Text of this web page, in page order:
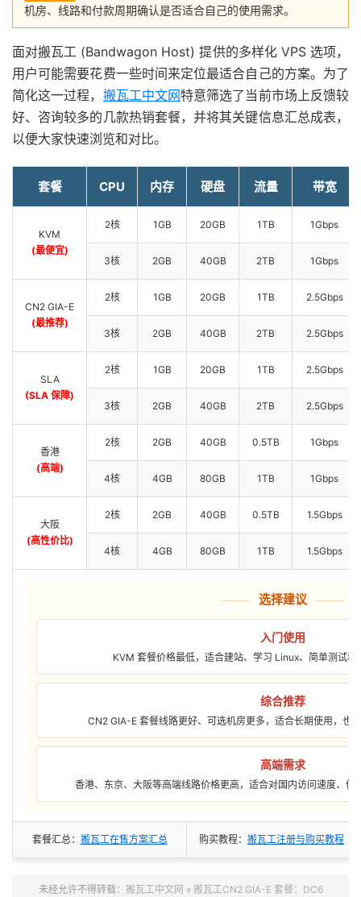
机房、线路和付款周期确认是否适合自己的使用需求。
面对搬瓦工 (Bandwagon Host) 提供的多样化 VPS 选项，
用户可能需要花费一些时间来定位最适合自己的方案。为了
简化这一过程， 搬瓦工中文网特意筛选了当前市场上反馈较
好、咨询较多的几款热销套餐，并将其关键信息汇总成表，
以便大家快速浏览和对比。
套餐 CPU 内存 硬盘 流量 带宽
KVM
(最便宜)
2核 1GB 20GB 1TB 1Gbps
3核 2GB 40GB 2TB 1Gbps
CN2 GIA-E
(最推荐)
2核 1GB 20GB 1TB 2.5Gbps
3核 2GB 40GB 2TB 2.5Gbps
SLA
(SLA 保障)
2核 1GB 20GB 1TB 2.5Gbps
3核 2GB 40GB 2TB 2.5Gbps
香港
(高端)
2核 2GB 40GB 0.5TB 1Gbps
4核 4GB 80GB 1TB 1Gbps
大阪
(高性价比)
2核 2GB 40GB 0.5TB 1.5Gbps
4核 4GB 80GB 1TB 1.5Gbps
选择建议
入门使用
KVM 套餐价格最低，适合建站、学习 Linux、简单测试和
综合推荐
CN2 GIA-E 套餐线路更好、可选机房更多，适合长期使用，也
高端需求
香港、东京、大阪等高端线路价格更高，适合对国内访问速度、低
套餐汇总： 搬瓦工在售方案汇总 购买教程： 搬瓦工注册与购买教程
未经允许不得转载： 搬瓦工中文网 » 搬瓦工CN2 GIA-E 套餐：DC6